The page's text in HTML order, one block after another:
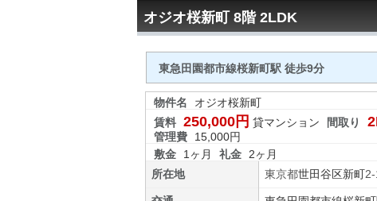
オジオ桜新町 8階 2LDK
東急田園都市線桜新町駅 徒歩9分
物件名
オジオ桜新町
賃料 250,000円 貸マンション 間取り
管理費
15,000円
敷金
1ヶ月 礼金
2ヶ月
所在地
東京都世田谷区新町